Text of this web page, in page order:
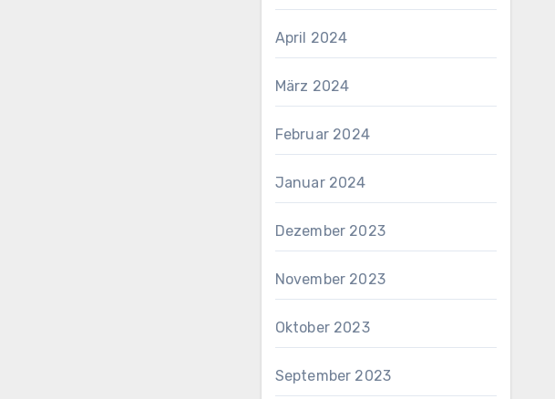
April 2024
März 2024
Februar 2024
Januar 2024
Dezember 2023
November 2023
Oktober 2023
September 2023